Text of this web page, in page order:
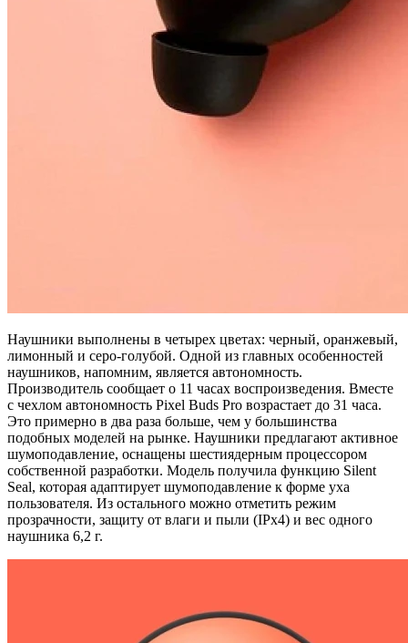
Наушники выполнены в четырех цветах: черный, оранжевый,
лимонный и серо-голубой. Одной из главных особенностей
наушников, напомним, является автономность.
Производитель сообщает о 11 часах воспроизведения. Вместе
с чехлом автономность Pixel Buds Pro возрастает до 31 часа.
Это примерно в два раза больше, чем у большинства
подобных моделей на рынке. Наушники предлагают активное
шумоподавление, оснащены шестиядерным процессором
собственной разработки. Модель получила функцию Silent
Seal, которая адаптирует шумоподавление к форме уха
пользователя. Из остального можно отметить режим
прозрачности, защиту от влаги и пыли (IPx4) и вес одного
наушника 6,2 г.